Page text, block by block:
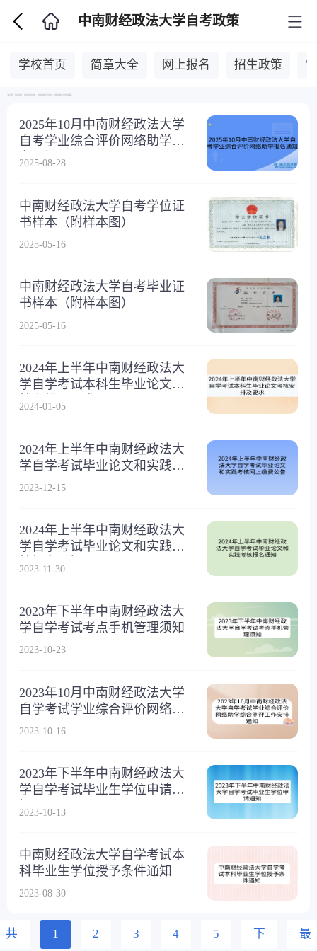
中南财经政法大学自考政策
学校首页 简章大全 网上报名 招生政策
2025年10月中南财经政法大学
自考学业综合评价网络助学报
名通知
2025-08-28
中南财经政法大学自考学位证
书样本（附样本图）
2025-05-16
中南财经政法大学自考毕业证
书样本（附样本图）
2025-05-16
2024年上半年中南财经政法大
学自学考试本科生毕业论文考
核安排及要求
2024-01-05
2024年上半年中南财经政法大
学自学考试毕业论文和实践考
核网上缴费公告
2023-12-15
2024年上半年中南财经政法大
学自学考试毕业论文和实践考
核报名通知
2023-11-30
2023年下半年中南财经政法大
学自学考试考点手机管理须知
2023-10-23
2023年10月中南财经政法大学
自学考试学业综合评价网络助
学综合测评工作安排通知
2023-10-16
2023年下半年中南财经政法大
学自学考试毕业生学位申请通
知
2023-10-13
中南财经政法大学自学考试本
科毕业生学位授予条件通知
2023-08-30
共 1 2 3 4 5 下 最